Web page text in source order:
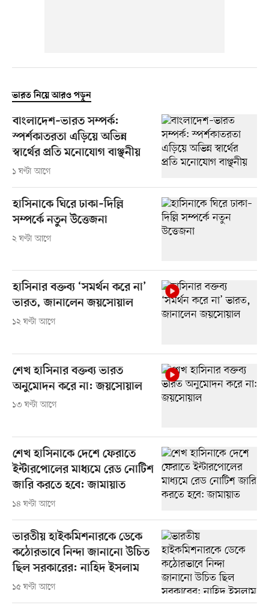
ভারত নিয়ে আরও পড়ুন
বাংলাদেশ–ভারত সম্পর্ক:
স্পর্শকাতরতা এড়িয়ে অভিন্ন
স্বার্থের প্রতি মনোযোগ বাঞ্ছনীয়
১ ঘণ্টা আগে
হাসিনাকে ঘিরে ঢাকা–দিল্লি
সম্পর্কে নতুন উত্তেজনা
২ ঘণ্টা আগে
হাসিনার বক্তব্য ‘সমর্থন করে না’
ভারত, জানালেন জয়সোয়াল
১২ ঘণ্টা আগে
শেখ হাসিনার বক্তব্য ভারত
অনুমোদন করে না: জয়সোয়াল
১৩ ঘণ্টা আগে
শেখ হাসিনাকে দেশে ফেরাতে
ইন্টারপোলের মাধ্যমে রেড নোটিশ
জারি করতে হবে: জামায়াত
১৪ ঘণ্টা আগে
ভারতীয় হাইকমিশনারকে ডেকে
কঠোরভাবে নিন্দা জানানো উচিত
ছিল সরকারের: নাহিদ ইসলাম
১৫ ঘণ্টা আগে